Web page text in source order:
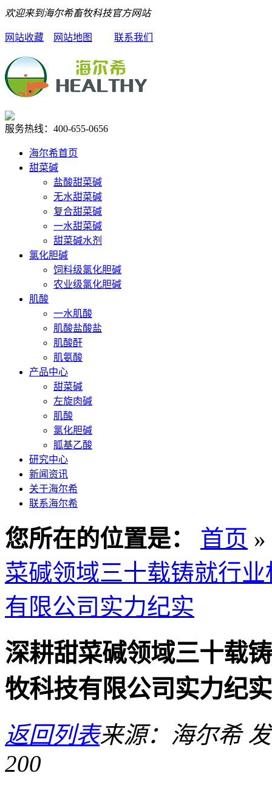
欢迎来到海尔希畜牧科技官方网站
网站收藏 网站地图 联系我们
服务热线： 400-655-0656
海尔希首页
甜菜碱
盐酸甜菜碱
无水甜菜碱
复合甜菜碱
一水甜菜碱
甜菜碱水剂
氯化胆碱
饲料级氯化胆碱
农业级氯化胆碱
肌酸
一水肌酸
肌酸盐酸盐
肌酸酐
肌氨酸
产品中心
甜菜碱
左旋肉碱
肌酸
氯化胆碱
胍基乙酸
研究中心
新闻资讯
关于海尔希
联系海尔希
您所在的位置是： 首页 »
菜碱领域三十载铸就行
有限公司实力纪实
深耕甜菜碱领域三十载
牧科技有限公司实力纪实
返回列表来源：海尔希
200